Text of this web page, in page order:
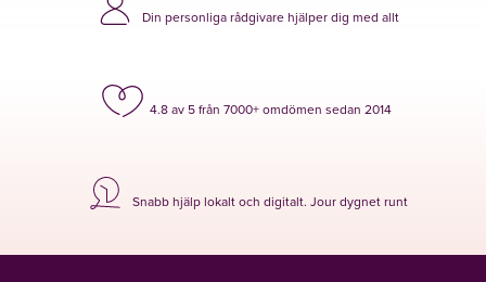
Din personliga rådgivare hjälper dig med allt
4.8 av 5 från 7000+ omdömen sedan 2014
Snabb hjälp lokalt och digitalt. Jour dygnet runt